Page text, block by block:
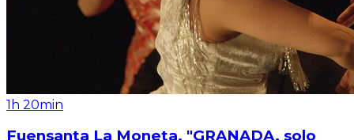
1h 20min
Fuensanta La Moneta. "GRANADA, solo